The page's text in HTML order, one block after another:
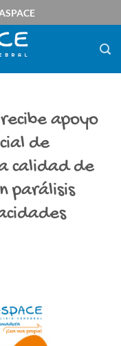
apoyo
de
calidad de
parálisis